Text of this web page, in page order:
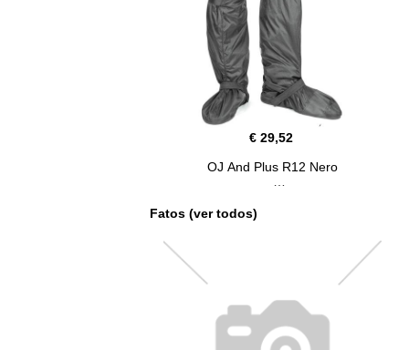
€ 29,52
OJ And Plus R12 Nero
Fatos (ver todos)